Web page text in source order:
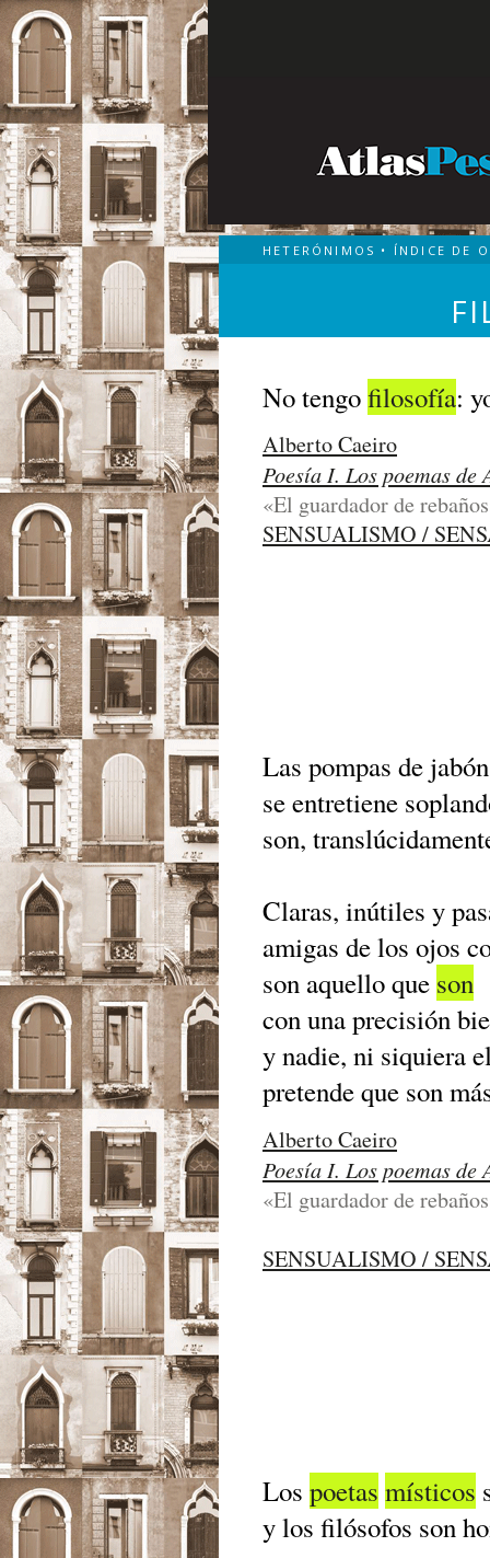
HETERÓNIMOS • ÍNDICE DE
No tengofilosofía:
Alberto Caeiro
Poesía I. Los poemas
«El guardador de
SENSUALISMO /
Las pompas de
se entretiene
son,
Claras, inútiles y
amigas de los ojos
son aquello que son
con una precisión
y nadie, ni siquiera
pretende que son
Alberto Caeiro
Poesía I. Los poemas
«El guardador de
SENSUALISMO /
Los poetas místicos
y los filósofos son